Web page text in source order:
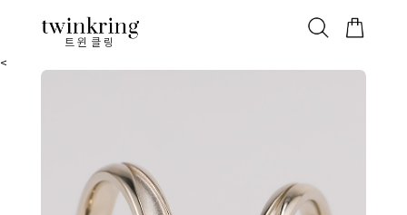
트윈클링
ALL 베스트 안쪽막음 웨딩/다이아 가드링/반지
<